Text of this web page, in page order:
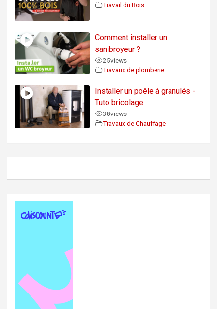
Travail du Bois
Comment installer un
sanibroyeur ?
25views
Travaux de plomberie
Installer un poêle à granulés -
Tuto bricolage
38views
Travaux de Chauffage